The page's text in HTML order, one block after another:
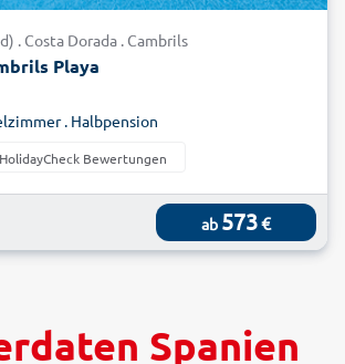
. Costa Dorada . Cambrils
Playa
. Halbpension
Bewertungen
ab 573€
Spanien